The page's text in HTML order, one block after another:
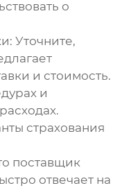
о
Уточните,
и стоимость.
и
страхования
поставщик
отвечает на